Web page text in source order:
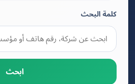
كلمة البحث
ابحث